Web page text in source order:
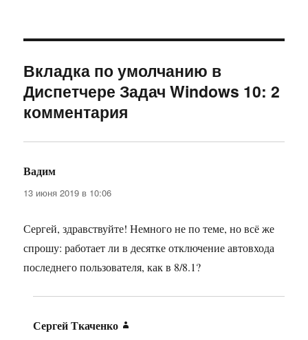
Вкладка по умолчанию в
Диспетчере Задач Windows 10: 2
комментария
Вадим
13 июня 2019 в 10:06
Сергей, здравствуйте! Немного не по теме, но всё же
спрошу: работает ли в десятке отключение автовхода
последнего пользователя, как в 8/8.1?
Сергей Ткаченко